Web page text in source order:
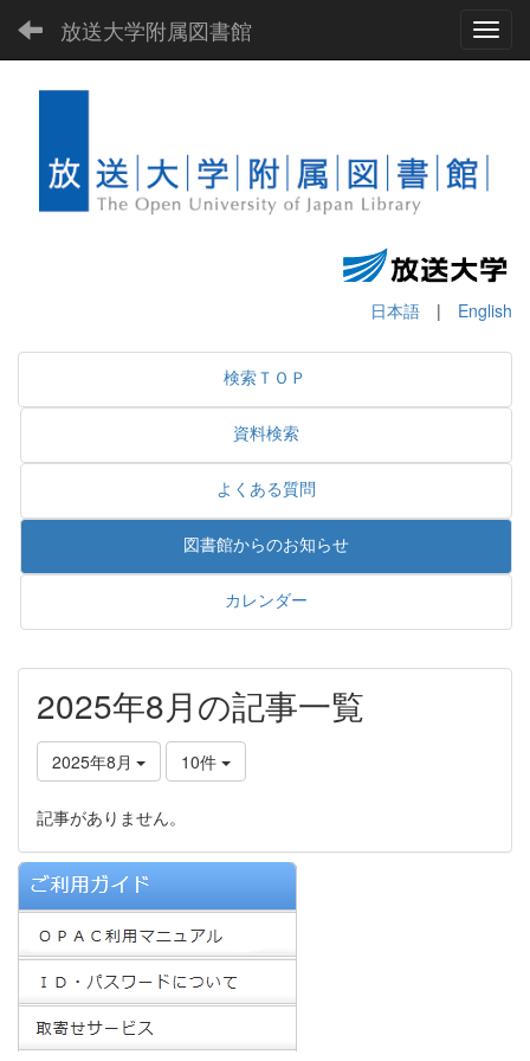
放送大学附属図書館
日本語 | English
検索ＴＯＰ
資料検索
よくある質問
図書館からのお知らせ
カレンダー
2025年8月の記事一覧
2025年8月 10件
記事がありません。